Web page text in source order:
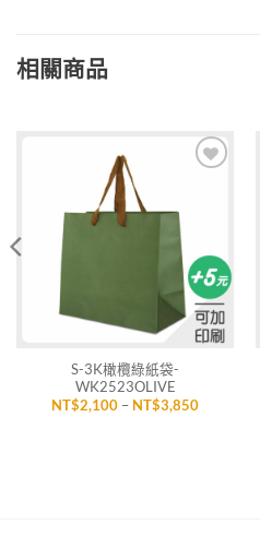
相關商品
S-3K橄欖綠紙袋-
WK2523OLIVE
NT$2,100 – NT$3,850價